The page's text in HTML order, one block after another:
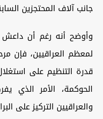
جانب آلاف المحتجزين
وأوضح أنه رغم أن داعش
لمعظم العراقيين، فإن
قدرة التنظيم على
الحوكمة، الأمر الذي
والعراقيين التركيز على